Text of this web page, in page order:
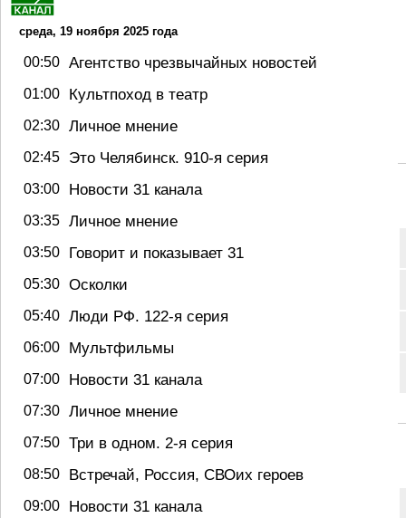
среда, 19 ноября 2025 года
00:50 Агентство чрезвычайных новостей
01:00 Культпоход в театр
02:30 Личное мнение
02:45 Это Челябинск. 910-я серия
03:00 Новости 31 канала
03:35 Личное мнение
03:50 Говорит и показывает 31
05:30 Осколки
05:40 Люди РФ. 122-я серия
06:00 Мультфильмы
07:00 Новости 31 канала
07:30 Личное мнение
07:50 Три в одном. 2-я серия
08:50 Встречай, Россия, СВОих героев
09:00 Новости 31 канала